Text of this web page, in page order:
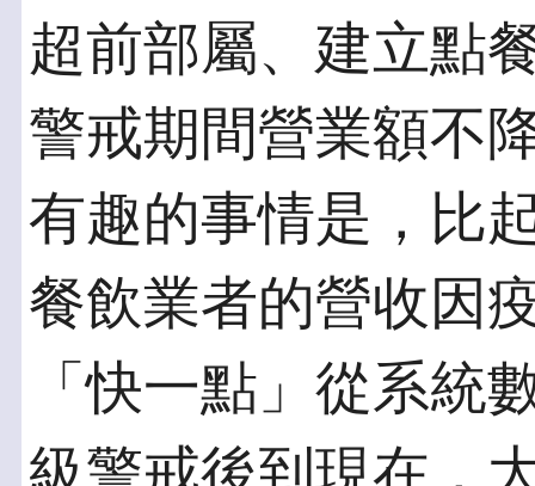
超前部屬、建立點
警戒期間營業額不
有趣的事情是，比
餐飲業者的營收因
「快一點」從系統
級警戒後到現在，